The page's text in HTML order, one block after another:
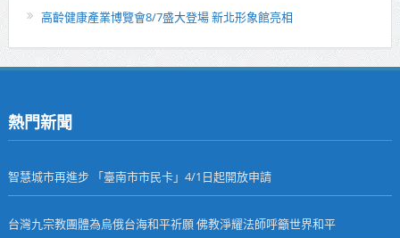
高齡健康產業博覽會8/7盛大登場 新北形象館亮相
熱門新聞
智慧城市再進步 「臺南市市民卡」4/1日起開放申請
台灣九宗教團體為烏俄台海和平祈願 佛教淨耀法師呼籲世界和平